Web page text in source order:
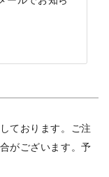
ております。ご注
がございます。予